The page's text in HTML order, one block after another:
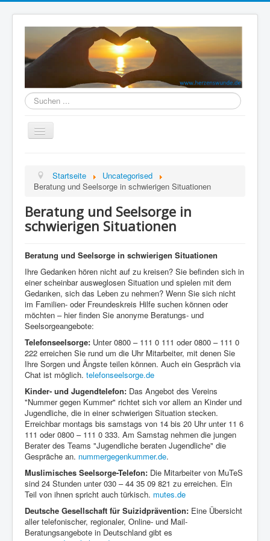
Herzenswunde
durchsuchen
Navigation
TRAUER (er)leben
SINN (er)leben
BEGEGNUNG(s)Raum
Presse
Startseite
Uncategorised
Beratung und Seelsorge in schwierigen Situationen
Beratung und Seelsorge in
schwierigen Situationen
Beratung und Seelsorge in schwierigen Situationen
Ihre Gedanken hören nicht auf zu kreisen? Sie befinden sich in
einer scheinbar ausweglosen Situation und spielen mit dem
Gedanken, sich das Leben zu nehmen? Wenn Sie sich nicht
im Familien- oder Freundeskreis Hilfe suchen können oder
möchten – hier finden Sie anonyme Beratungs- und
Seelsorgeangebote:
Telefonseelsorge: Unter 0800 – 111 0 111 oder 0800 – 111 0
222 erreichen Sie rund um die Uhr Mitarbeiter, mit denen Sie
Ihre Sorgen und Ängste teilen können. Auch ein Gespräch via
Chat ist möglich. telefonseelsorge.de
Kinder- und Jugendtelefon: Das Angebot des Vereins
"Nummer gegen Kummer" richtet sich vor allem an Kinder und
Jugendliche, die in einer schwierigen Situation stecken.
Erreichbar montags bis samstags von 14 bis 20 Uhr unter 11 6
111 oder 0800 – 111 0 333. Am Samstag nehmen die jungen
Berater des Teams "Jugendliche beraten Jugendliche" die
Gespräche an. nummergegenkummer.de.
Muslimisches Seelsorge-Telefon: Die Mitarbeiter von MuTeS
sind 24 Stunden unter 030 – 44 35 09 821 zu erreichen. Ein
Teil von ihnen spricht auch türkisch. mutes.de
Deutsche Gesellschaft für Suizidprävention: Eine Übersicht
aller telefonischer, regionaler, Online- und Mail-
Beratungsangebote in Deutschland gibt es